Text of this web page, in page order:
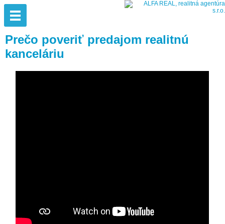
Prečo poveriť predajom realitnú
kanceláriu